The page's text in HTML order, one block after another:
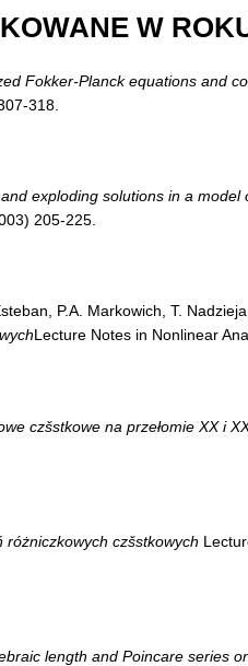
W
Fokker-Planck equations and
318.
exploding solutions in a model
205-225.
P.A. Markowich, T.
Lecture Notes in Nonlinear
czšstkowe na przełomie XX i
różniczkowych czšstkowych
length and Poincare series